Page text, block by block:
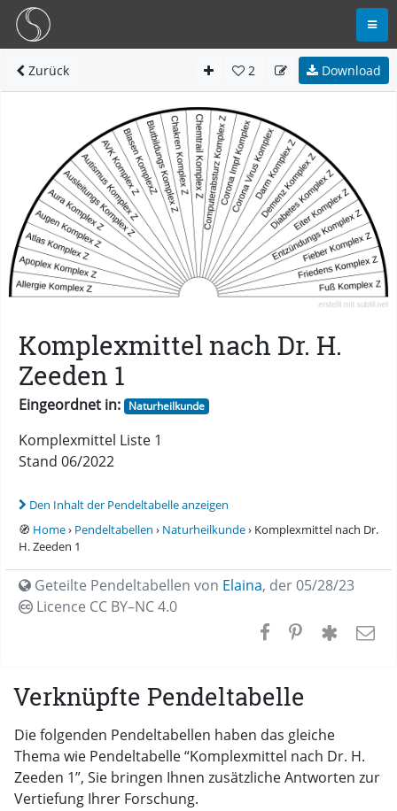
Zurück 2 Download
Komplexmittel nach Dr. H.
Zeeden 1
Eingeordnet in: Naturheilkunde
Komplexmittel Liste 1
Stand 06/2022
Den Inhalt der Pendeltabelle anzeigen
🧭 Home› Pendeltabellen › Naturheilkunde› Komplexmittel nach Dr.
H. Zeeden 1
Geteilte Pendeltabellen von Elaina, der 05/28/23
Licence CC BY–NC 4.0
Verknüpfte Pendeltabelle
Die folgenden Pendeltabellen haben das gleiche
Thema wie Pendeltabelle “Komplexmittel nach Dr. H.
Zeeden 1”, Sie bringen Ihnen zusätzliche Antworten zur
Vertiefung Ihrer Forschung.